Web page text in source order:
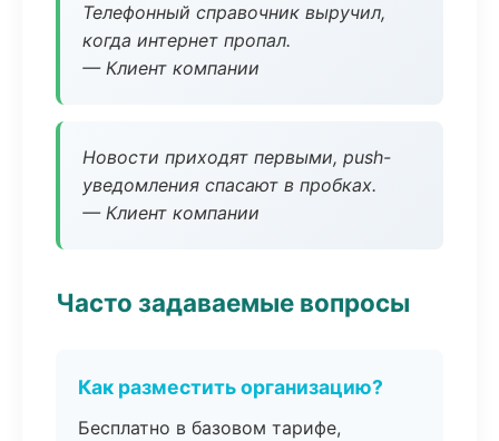
Телефонный справочник выручил,
когда интернет пропал.
— Клиент компании
Новости приходят первыми, push-
уведомления спасают в пробках.
— Клиент компании
Часто задаваемые вопросы
Как разместить организацию?
Бесплатно в базовом тарифе,